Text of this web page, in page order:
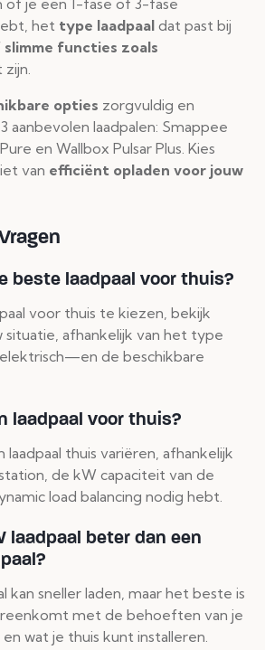
je een 1-fase of 3-fase
het type laadpaal dat past bij
slimme functies zoals
zijn.
opties zorgvuldig en
aanbevolen laadpalen: Smappee
en Wallbox Pulsar Plus. Kies
van efficiënt opladen voor jouw
beste laadpaal voor thuis?
voor thuis te kiezen, bekijk
situatie, afhankelijk van het type
de beschikbare
laadpaal voor thuis?
thuis variëren, afhankelijk
de kW capaciteit van de
load balancing nodig hebt.
laadpaal beter dan een
kan sneller laden, maar het beste is
met de behoeften van je
wat je thuis kunt installeren.